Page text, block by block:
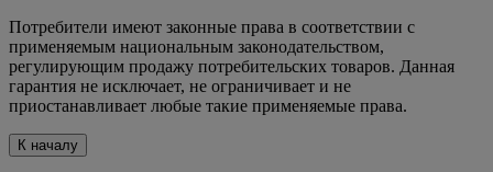
Потребители имеют законные права в соответствии с
применяемым национальным законодательством,
регулирующим продажу потребительских товаров. Данная
гарантия не исключает, не ограничивает и не
приостанавливает любые такие применяемые права.
К началу